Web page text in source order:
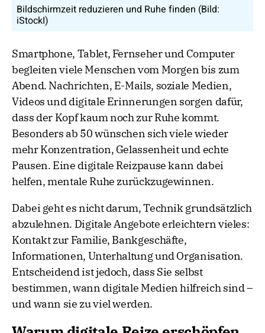
Bildschirmzeit reduzieren und Ruhe finden (Bild:
iStockI)
Smartphone, Tablet, Fernseher und Computer
begleiten viele Menschen vom Morgen bis zum
Abend. Nachrichten, E-Mails, soziale Medien,
Videos und digitale Erinnerungen sorgen dafür,
dass der Kopf kaum noch zur Ruhe kommt.
Besonders ab 50 wünschen sich viele wieder
mehr Konzentration, Gelassenheit und echte
Pausen. Eine digitale Reizpause kann dabei
helfen, mentale Ruhe zurückzugewinnen.
Dabei geht es nicht darum, Technik grundsätzlich
abzulehnen. Digitale Angebote erleichtern vieles:
Kontakt zur Familie, Bankgeschäfte,
Informationen, Unterhaltung und Organisation.
Entscheidend ist jedoch, dass Sie selbst
bestimmen, wann digitale Medien hilfreich sind –
und wann sie zu viel werden.